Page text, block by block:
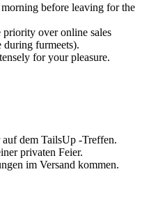
before leaving for the
over online sales
during furmeets).
for your pleasure.
dem TailsUp -Treffen.
privaten Feier.
im Versand kommen.